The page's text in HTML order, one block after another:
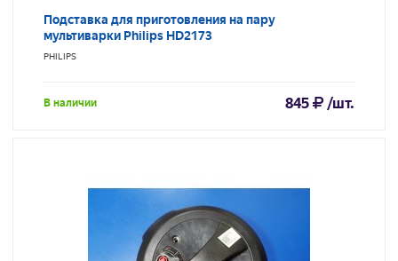
Подставка для приготовления на пару
мультиварки Philips HD2173
PHILIPS
В наличии 845 /шт.